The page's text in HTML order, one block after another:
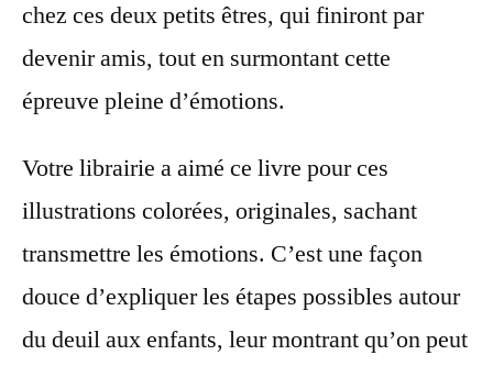
chez ces deux petits êtres, qui finiront par
devenir amis, tout en surmontant cette
épreuve pleine d’émotions.
Votre librairie a aimé ce livre pour ces
illustrations colorées, originales, sachant
transmettre les émotions. C’est une façon
douce d’expliquer les étapes possibles autour
du deuil aux enfants, leur montrant qu’on peut